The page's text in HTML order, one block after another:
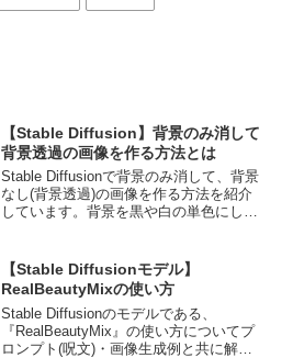
【Stable Diffusion】背景のみ消して
背景透過の画像を作る方法とは
Stable Diffusionで背景のみ消して、背景
なし(背景透過)の画像を作る方法を紹介
しています。背景を黒や白の単色にした
してください。
【Stable Diffusionモデル】
RealBeautyMixの使い方
Stable Diffusionのモデルである、
『RealBeautyMix』の使い方についてプ
ロンプト(呪文)・画像生成例と共に解説